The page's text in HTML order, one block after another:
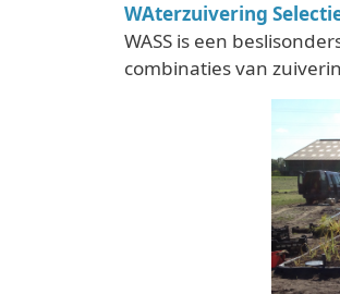
WAterzuivering
WASS is een
combinaties van